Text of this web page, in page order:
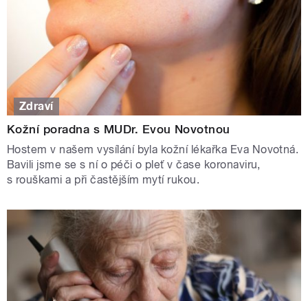
Zdraví
Kožní poradna s MUDr. Evou Novotnou
Hostem v našem vysílání byla kožní lékařka Eva Novotná.
Bavili jsme se s ní o péči o pleť v čase koronaviru,
s rouškami a při častějším mytí rukou.